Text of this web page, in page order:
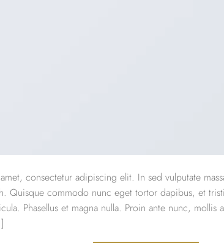
consectetur adipiscing elit. In sed vulputate
Quisque commodo nunc eget tortor dapibus, et
Phasellus et magna nulla. Proin ante nunc, mollis